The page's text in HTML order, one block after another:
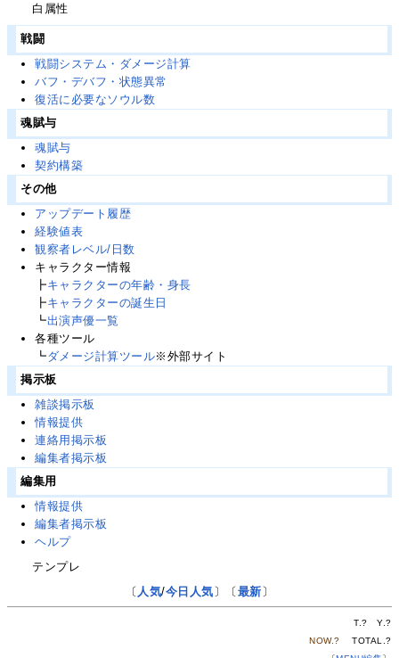
白属性
戦闘
戦闘システム・ダメージ計算
バフ・デバフ・状態異常
復活に必要なソウル数
魂賦与
魂賦与
契約構築
その他
アップデート履歴
経験値表
観察者レベル/日数
キャラクター情報
┣キャラクターの年齢・身長
┣キャラクターの誕生日
┗出演声優一覧
各種ツール
┗ダメージ計算ツール※外部サイト
掲示板
雑談掲示板
情報提供
連絡用掲示板
編集者掲示板
編集用
情報提供
編集者掲示板
ヘルプ
テンプレ
〔 人気/今日人気 〕〔 最新 〕
T.? Y.?
NOW.? TOTAL.?